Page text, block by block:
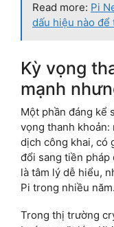
Read more: Pi
dấu hiệu nào để
Kỳ vọng
mạnh
Một phần đáng kể
vọng thanh
dịch công khai, có
đổi sang tiền
là tâm lý dễ hiểu,
Pi trong nhiều năm.
Trong thị trường